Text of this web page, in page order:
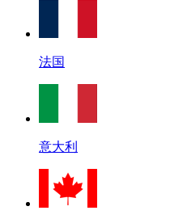
法国
意大利